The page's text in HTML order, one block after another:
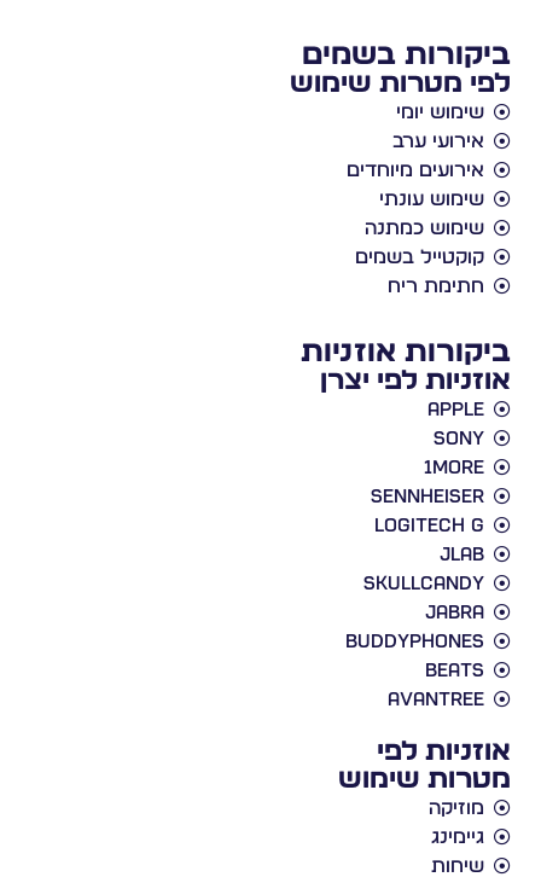
ביקורות בשמים
לפי מטרות שימוש
שימוש יומי
אירועי ערב
אירועים מיוחדים
שימוש עונתי
שימוש כמתנה
קוקטייל בשמים
חתימת ריח
ביקורות אוזניות
אוזניות לפי יצרן
Apple
Sony
1More
Sennheiser
Logitech G
JLab
Skullcandy
Jabra
BuddyPhones
Beats
Avantree
אוזניות לפי
מטרות שימוש
מוזיקה
גיימינג
שיחות